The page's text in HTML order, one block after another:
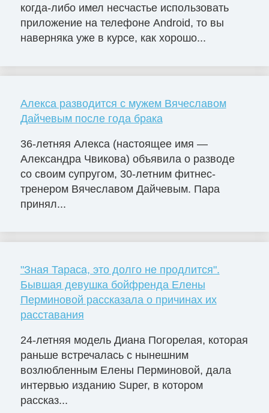
когда-либо имел несчастье использовать
приложение на телефоне Android, то вы
наверняка уже в курсе, как хорошо...
Алекса разводится с мужем Вячеславом
Дайчевым после года брака
36-летняя Алекса (настоящее имя —
Александра Чвикова) объявила о разводе
со своим супругом, 30-летним фитнес-
тренером Вячеславом Дайчевым. Пара
принял...
"Зная Тараса, это долго не продлится".
Бывшая девушка бойфренда Елены
Перминовой рассказала о причинах их
расставания
24-летняя модель Диана Погорелая, которая
раньше встречалась с нынешним
возлюбленным Елены Перминовой, дала
интервью изданию Super, в котором
рассказ...